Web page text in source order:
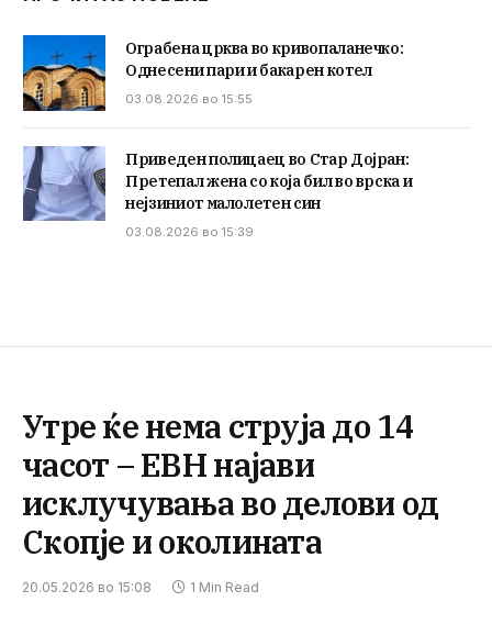
Ограбена црква во кривопаланечко:
Однесени пари и бакарен котел
03.08.2026 во 15:55
Приведен полицаец во Стар Дојран:
Претепал жена со која бил во врска и
нејзиниот малолетен син
03.08.2026 во 15:39
Утре ќе нема струја до 14
часот – ЕВН најави
исклучувања во делови од
Скопје и околината
20.05.2026 во 15:08 1 Min Read